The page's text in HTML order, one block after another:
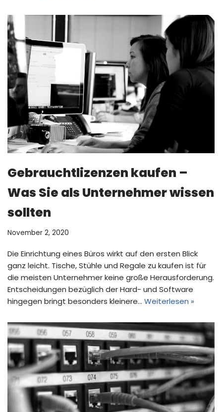
Gebrauchtlizenzen kaufen –
Was Sie als Unternehmer wissen
sollten
November 2, 2020
Die Einrichtung eines Büros wirkt auf den ersten Blick
ganz leicht. Tische, Stühle und Regale zu kaufen ist für
die meisten Unternehmer keine große Herausforderung.
Entscheidungen bezüglich der Hard- und Software
hingegen bringt besonders kleinere… Weiterlesen »